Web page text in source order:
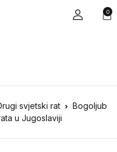
0
svjetski rat
Bogoljub
u Jugoslaviji